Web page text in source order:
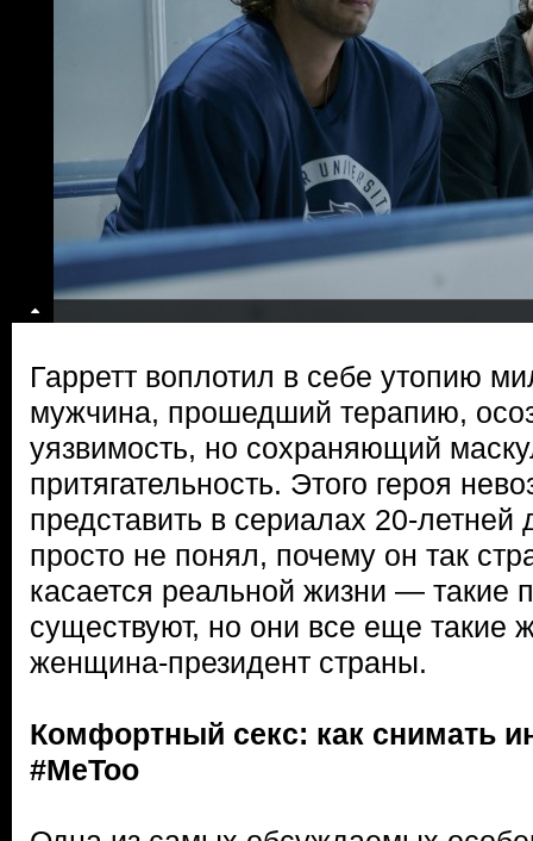
Гарретт воплотил в себе утопию
мужчина, прошедший терапию,
уязвимость, но сохраняющий
притягательность. Этого героя
представить в сериалах 20-
просто не понял, почему он так
касается реальной жизни — такие
существуют, но они все еще такие
женщина-президент страны.
Комфортный секс: как снимать
#MeToo